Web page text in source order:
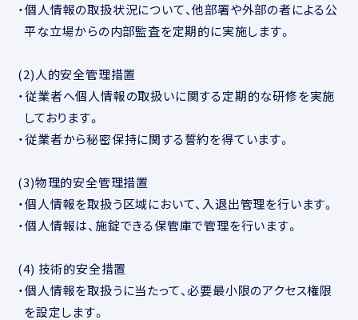
・個人情報の取扱状況について、他部署や外部の者による公
平な立場からの内部監査を定期的に実施します。
(2)人的安全管理措置
・従業者へ個人情報の取扱いに関する定期的な研修を実施
しております。
・従業者から秘密保持に関する誓約を得ています。
(3)物理的安全管理措置
・個人情報を取扱う区域において、入退出管理を行います。
・個人情報は、施錠できる保管庫で管理を行います。
(4) 技術的安全措置
・個人情報を取扱うに当たって、必要最小限のアクセス権限
を設定します。